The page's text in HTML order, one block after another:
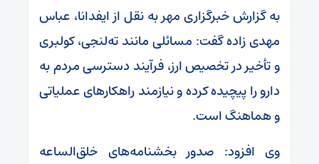
به گزارش خبرگزاری مهر به نقل از ایفدانا، عباس
مهدی زاده گفت: مسائلی مانند ته‌لنجی، کولبری
و تأخیر در تخصیص ارز، فرآیند دسترسی مردم به
دارو را پیچیده کرده و نیازمند راهکارهای عملیاتی
و هماهنگ است.
وی افزود: صدور بخشنامه‌های خلق‌الساعه